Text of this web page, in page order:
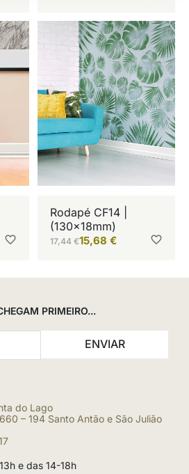
Rodapé CF14 |
(130x18mm)
17,44 €15,68 €
PRIMEIRO...
ENVIAR
do Lago
– 194 Santo Antão e São Julião
e das 14-18h